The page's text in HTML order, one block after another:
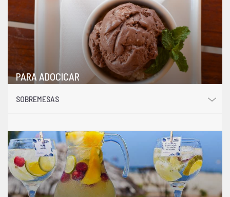
PARA ADOCICAR
SOBREMESAS